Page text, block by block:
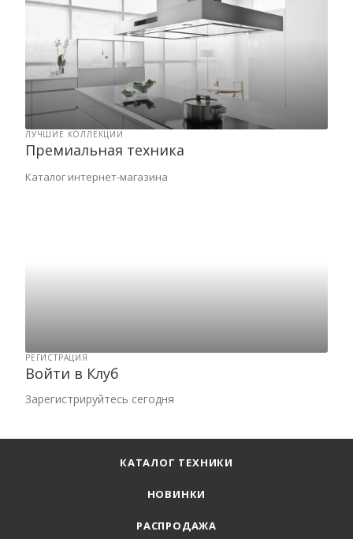
ЛУЧШИЕ КОЛЛЕКЦИИ
Премиальная техника
Каталог интернет-магазина
РЕГИСТРАЦИЯ
Войти в Клуб
Зарегистрируйтесь сегодня
КАТАЛОГ ТЕХНИКИ
НОВИНКИ
РАСПРОДАЖА